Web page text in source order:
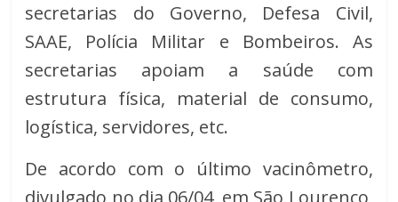
secretarias do Governo, Defesa Civil,
SAAE, Polícia Militar e Bombeiros. As
secretarias apoiam a saúde com
estrutura física, material de consumo,
logística, servidores, etc.
De acordo com o último vacinômetro,
divulgado no dia 06/04, em São Lourenço,